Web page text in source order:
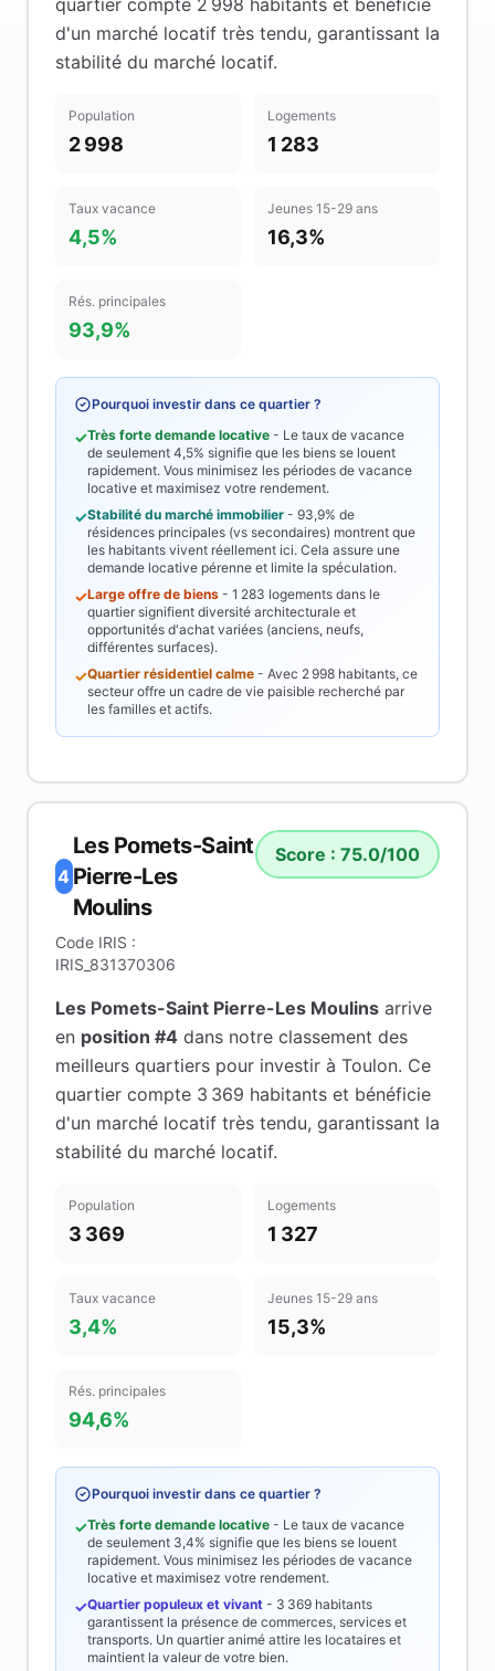
quartier compte 2 998 habitants et bénéficie
d'un marché locatif très tendu, garantissant la
stabilité du marché locatif.
Population
2 998
Logements
1 283
Taux vacance
4,5%
Jeunes 15-29 ans
16,3%
Rés. principales
93,9%
Pourquoi investir dans ce quartier ?
✓Très forte demande locative - Le taux de vacance
de seulement 4,5% signifie que les biens se louent
rapidement. Vous minimisez les périodes de vacance
locative et maximisez votre rendement.
✓Stabilité du marché immobilier - 93,9% de
résidences principales (vs secondaires) montrent que
les habitants vivent réellement ici. Cela assure une
demande locative pérenne et limite la spéculation.
✓Large offre de biens - 1 283 logements dans le
quartier signifient diversité architecturale et
opportunités d'achat variées (anciens, neufs,
différentes surfaces).
✓Quartier résidentiel calme - Avec 2 998 habitants, ce
secteur offre un cadre de vie paisible recherché par
les familles et actifs.
4
Les Pomets-Saint
Pierre-Les
Moulins
Code IRIS :
IRIS_831370306
Score : 75.0/100
Les Pomets-Saint Pierre-Les Moulins arrive
en position #4 dans notre classement des
meilleurs quartiers pour investir à Toulon. Ce
quartier compte 3 369 habitants et bénéficie
d'un marché locatif très tendu, garantissant la
stabilité du marché locatif.
Population
3 369
Logements
1 327
Taux vacance
3,4%
Jeunes 15-29 ans
15,3%
Rés. principales
94,6%
Pourquoi investir dans ce quartier ?
✓Très forte demande locative - Le taux de vacance
de seulement 3,4% signifie que les biens se louent
rapidement. Vous minimisez les périodes de vacance
locative et maximisez votre rendement.
✓Quartier populeux et vivant - 3 369 habitants
garantissent la présence de commerces, services et
transports. Un quartier animé attire les locataires et
maintient la valeur de votre bien.